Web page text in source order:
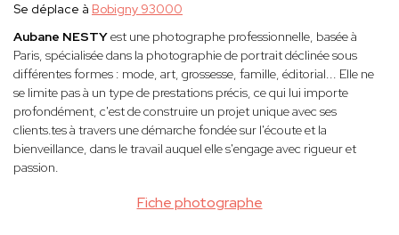
Fiche photographe
Se déplace à Bobigny 93000
Aubane NESTYest une photographe professionnelle, basée à
Paris, spécialisée dans la photographie de portrait déclinée sous
différentes formes : mode, art, grossesse, famille, éditorial... Elle ne
se limite pas à un type de prestations précis, ce qui lui importe
profondément, c'est de construire un projet unique avec ses
clients.tes à travers une démarche fondée sur l'écoute et la
bienveillance, dans le travail auquel elle s'engage avec rigueur et
passion.